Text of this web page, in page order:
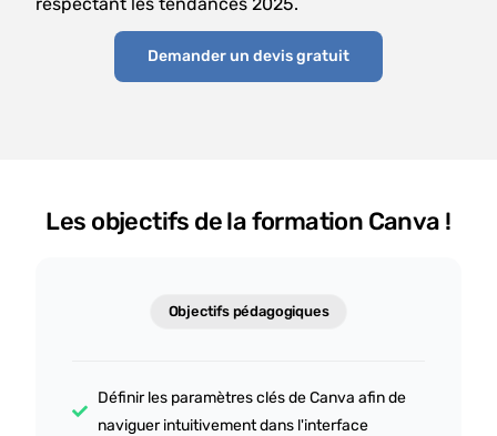
Demander un devis gratuit
Les objectifs de la formation Canva !
Objectifs pédagogiques
Définir les paramètres clés de Canva afin de
naviguer intuitivement dans l'interface